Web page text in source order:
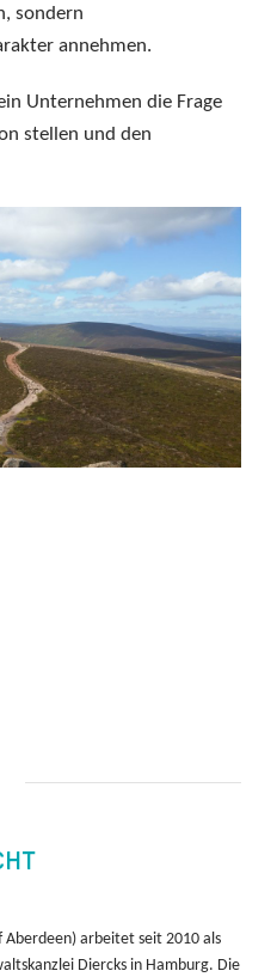
sondern
annehmen.
Unternehmen die Frage
stellen und den
arbeitet seit 2010 als
Diercks in Hamburg. Die